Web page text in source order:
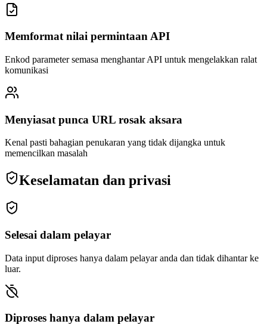
Memformat nilai permintaan API
Enkod parameter semasa menghantar API untuk mengelakkan ralat
komunikasi
Menyiasat punca URL rosak aksara
Kenal pasti bahagian penukaran yang tidak dijangka untuk
memencilkan masalah
Keselamatan dan privasi
Selesai dalam pelayar
Data input diproses hanya dalam pelayar anda dan tidak dihantar ke
luar.
Diproses hanya dalam pelayar